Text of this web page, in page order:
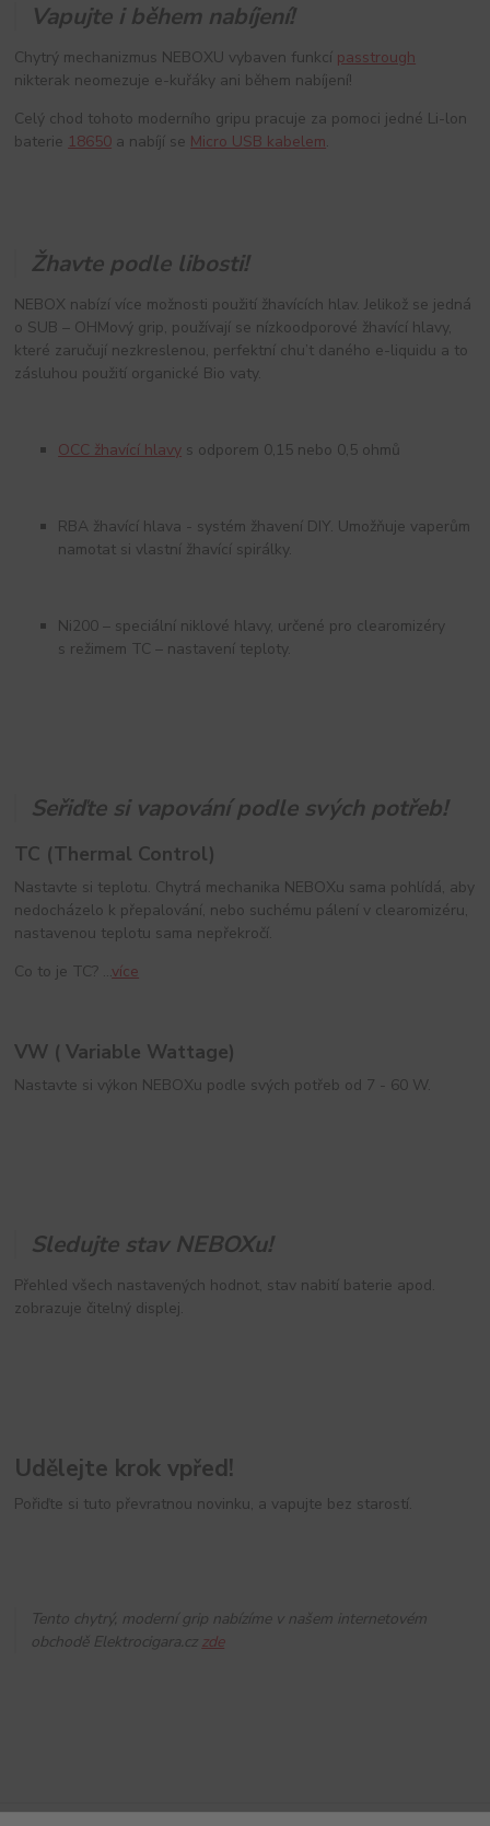
Vapujte i během nabíjení!
Chytrý mechanizmus NEBOXU vybaven funkcí passtrough
nikterak neomezuje e-kuřáky ani během nabíjení!
Celý chod tohoto moderního gripu pracuje za pomoci jedné Li-lon
baterie 18650 a nabíjí se Micro USB kabelem.
Žhavte podle libosti!
NEBOX nabízí více možnosti použití žhavících hlav. Jelikož se jedná
o SUB – OHMový grip, používají se nízkoodporové žhavící hlavy,
které zaručují nezkreslenou, perfektní chu’t daného e-liquidu a to
zásluhou použití organické Bio vaty.
OCC žhavící hlavy s odporem 0,15 nebo 0,5 ohmů
RBA žhavící hlava - systém žhavení DIY. Umožňuje vaperům
namotat si vlastní žhavící spirálky.
Ni200 – speciální niklové hlavy, určené pro clearomizéry
s režimem TC – nastavení teploty.
Seřiďte si vapování podle svých potřeb!
TC (Thermal Control)
Nastavte si teplotu. Chytrá mechanika NEBOXu sama pohlídá, aby
nedocházelo k přepalování, nebo suchému pálení v clearomizéru,
nastavenou teplotu sama nepřekročí.
Co to je TC? ...více
VW ( Variable Wattage)
Nastavte si výkon NEBOXu podle svých potřeb od 7 - 60 W.
Sledujte stav NEBOXu!
Přehled všech nastavených hodnot, stav nabití baterie apod.
zobrazuje čitelný displej.
Udělejte krok vpřed!
Pořiďte si tuto převratnou novinku, a vapujte bez starostí.
Tento chytrý, moderní grip nabízíme v našem internetovém
obchodě Elektrocigara.cz zde